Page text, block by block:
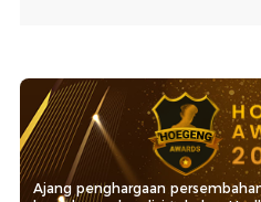
Ajang penghargaan